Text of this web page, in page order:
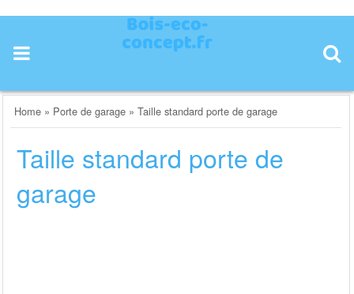
content
Home » Porte de garage »Taille standard porte de garage
Taille standard porte de
garage